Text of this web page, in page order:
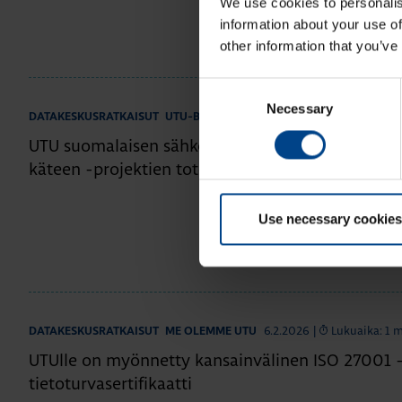
information about your use
other information that
Necessary
Use necessary
DATAKESKUSRATKAISUT UTU-BLOGI 12.3.2026 | Lukuaika: 3 min
UTU suomalaisen sähkönjakelun edelläkävijänä
käteen -projektien toteuttajana
DATAKESKUSRATKAISUT ME OLEMME UTU 6.2.2026 | Lukuaika: 1
UTUlle on myönnetty kansainvälinen ISO 27001 -
tietoturvasertifikaatti